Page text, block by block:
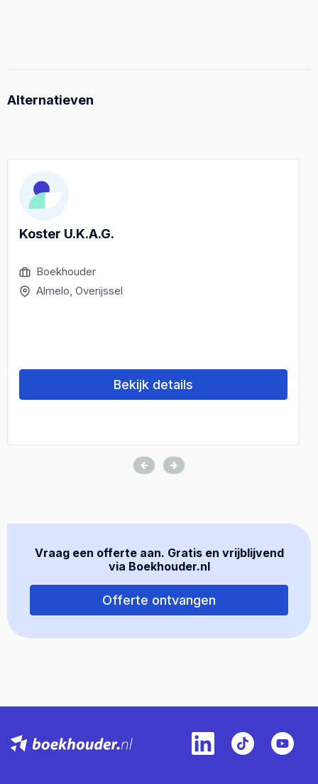
Alternatieven
Koster U.K.A.G.
Boekhouder
Almelo, Overijssel
Bekijk details
Vraag een offerte aan. Gratis en vrijblijvend
via Boekhouder.nl
Offerte ontvangen